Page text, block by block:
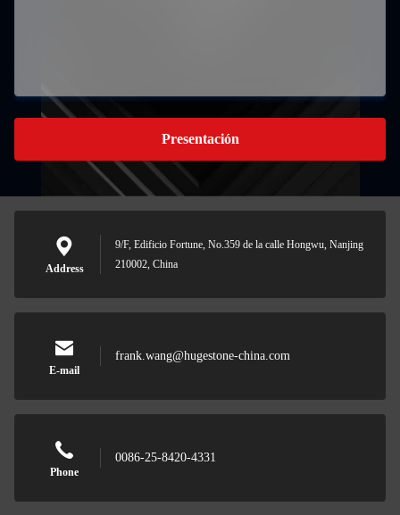
Presentación
Address
9/F, Edificio Fortune, No.359 de la calle Hongwu, Nanjing
210002, China
E-mail
frank.wang@hugestone-china.com
Phone
0086-25-8420-4331